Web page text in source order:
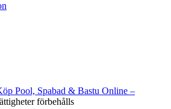
Pool, Spabad & Bastu Online –
förbehålls